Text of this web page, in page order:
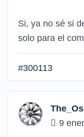
Si, ya no sé si
solo para el
#300113
9